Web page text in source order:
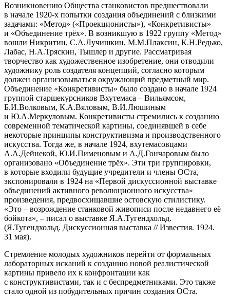
Возникновению Общества станковистов предшествовали
в начале 1920-х попытки создания объединений с близкими
задачами: «Метод» («Проекционисты»), «Конкретивисты»
и «Объединение трёх». В возникшую в 1922 группу «Метод»
вошли Никритин, С.А.Лучишкин, М.М.Плаксин, К.Н.Редько,
Лабас, Н.А.Тряскин, Тышлер и другие. Рассматривая
творчество как художественное изобретение, они отводили
художнику роль создателя концепций, согласно которым
должен организовываться окружающий предметный мир.
Объединение «Конкретивисты» было создано в начале 1924
группой старшекурсников Вхутемаса – Вильямсом,
Б.И.Волковым, К.А.Вяловым, В.И.Люшиным
и Ю.А.Меркуловым. Конкретивисты стремились к созданию
современной тематической картины, соединявшей в себе
некоторые принципы конструктивизма и производственного
искусства. Тогда же, в начале 1924, вхутемасовцами
А.А.Дейнекой, Ю.И.Пименовым и А.Д.Гончаровым было
организовано «Объединение трёх». Эти три группировки,
в которые входили будущие учредители и члены ОСта,
экспонировали в 1924 на «Первой дискуссионной выставке
объединений активного революционного искусства»
произведения, предвосхищавшие остовскую стилистику.
«Это – возрождение станковой живописи после недавнего её
бойкота», – писал о выставке Я.А.Тугендхольд.
(Я.Тугендхольд. Дискуссионная выставка // Известия. 1924.
31 мая).
Стремление молодых художников перейти от формальных
лабораторных исканий к созданию новой реалистической
картины привело их к конфронтации как
с конструктивистами, так и с беспредметниками. Это также
стало одной из побудительных причин создания ОСта.